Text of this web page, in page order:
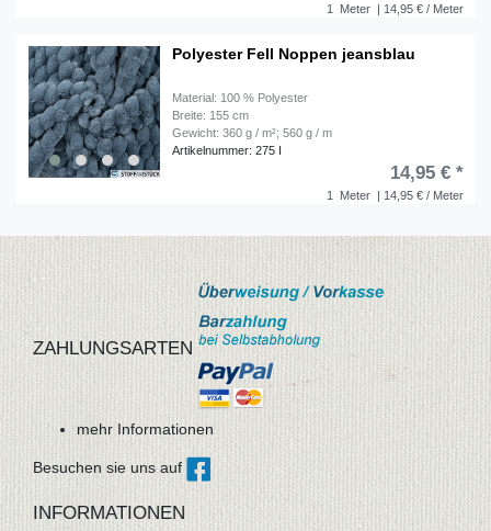
1 Meter | 14,95 € / Meter
Polyester Fell Noppen jeansblau
Material: 100 % Polyester
Breite: 155 cm
Gewicht: 360 g / m²; 560 g / m
Artikelnummer: 275 I
1 Meter | 14,95 € / Meter
14,95 € *
ZAHLUNGSARTEN
mehr Informationen
Besuchen sie uns auf
INFORMATIONEN